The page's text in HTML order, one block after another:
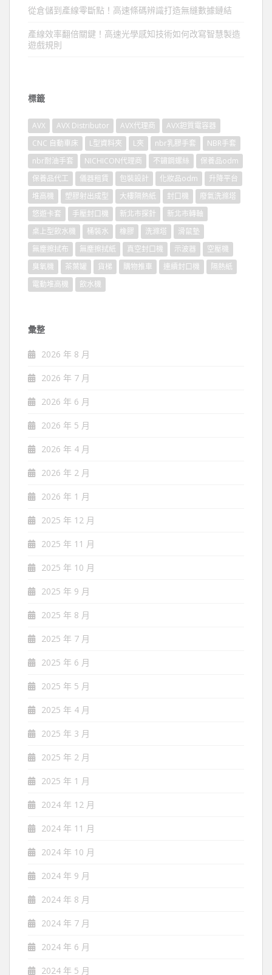
從倉儲到產線零斷點！高速條碼辨識打造無縫數據鏈結
產線效率翻倍關鍵！高速光學感知技術如何改寫智慧製造
遊戲規則
標籤
AVX AVX Distributor AVX代理商
AVX鉭質電容器
CNC 自動車床
L型資料夾 L夾 nbr乳膠手套
NBR手套
nbr耐油手套
NICHICON代理商 不鏽鋼螺絲
保養品odm
保養品代工
儀器租賃 包裝設計 化妝品odm
升降平台
堆高機
塑膠射出成型 大樓隔熱紙 封口機
廢氣洗滌塔
悠遊卡套
手壓封口機 新北市探針
新北市轉軸
桌上型飲水機
桶裝水 橡膠 洗滌塔
滑鼠墊
無塵擦拭布
無塵擦拭紙 真空封口機 示波器
空壓機
臭氧機
茶葉罐 貨梯 購物推車 連續封口機
隔熱紙
電動堆高機
飲水機
彙整
2026 年 8 月
2026 年 7 月
2026 年 6 月
2026 年 5 月
2026 年 4 月
2026 年 2 月
2026 年 1 月
2025 年 12 月
2025 年 11 月
2025 年 10 月
2025 年 9 月
2025 年 8 月
2025 年 7 月
2025 年 6 月
2025 年 5 月
2025 年 4 月
2025 年 3 月
2025 年 2 月
2025 年 1 月
2024 年 12 月
2024 年 11 月
2024 年 10 月
2024 年 9 月
2024 年 8 月
2024 年 7 月
2024 年 6 月
2024 年 5 月